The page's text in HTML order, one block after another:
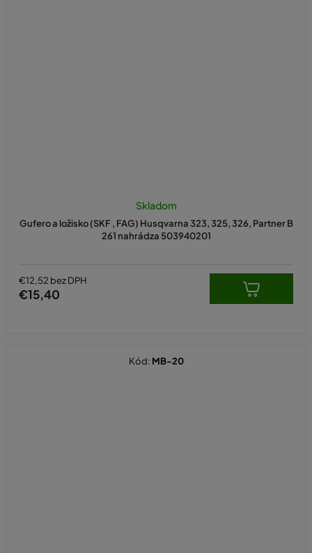
Gufero a ložisko (SKF , FAG) Husqvarna 323, 325, 326, Partner B
261 nahrádza 503940201
Skladom
€12,52 bez DPH
€15,40
Kód: MB-20